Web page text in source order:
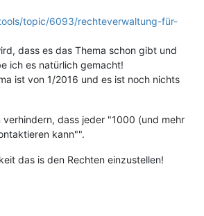
topic/6093/rechteverwaltung-für-
dass es das Thema schon gibt und
ich es natürlich gemacht!
ist von 1/2016 und es ist noch nichts
dass jeder "1000 (und mehr
kann"".
das is den Rechten einzustellen!